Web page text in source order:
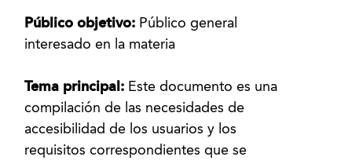
Público objetivo: Público general
interesado en la materia
Tema principal: Este documento es una
compilación de las necesidades de
accesibilidad de los usuarios y los
requisitos correspondientes que se